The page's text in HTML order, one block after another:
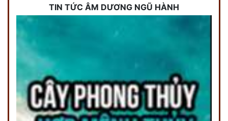
TIN TỨC ÂM DƯƠNG NGŨ HÀNH